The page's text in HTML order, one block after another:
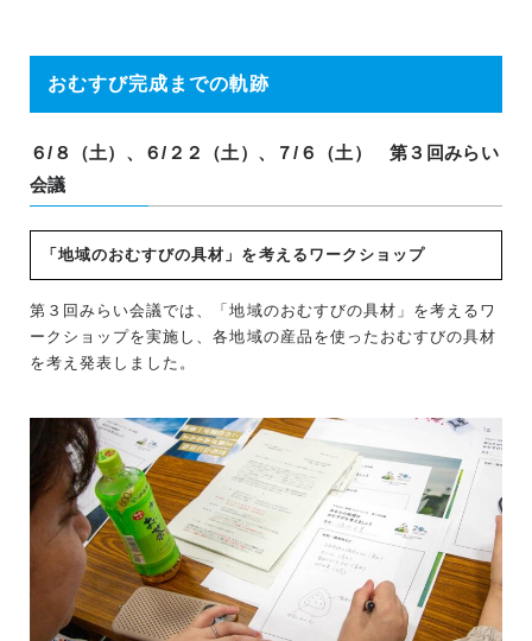
おむすび完成までの軌跡
６/８（土）、６/２２（土）、７/６（土） 第３回みらい
会議
「地域のおむすびの具材」を考えるワークショップ
第３回みらい会議では、「地域のおむすびの具材」を考えるワ
ークショップを実施し、各地域の産品を使ったおむすびの具材
を考え発表しました。